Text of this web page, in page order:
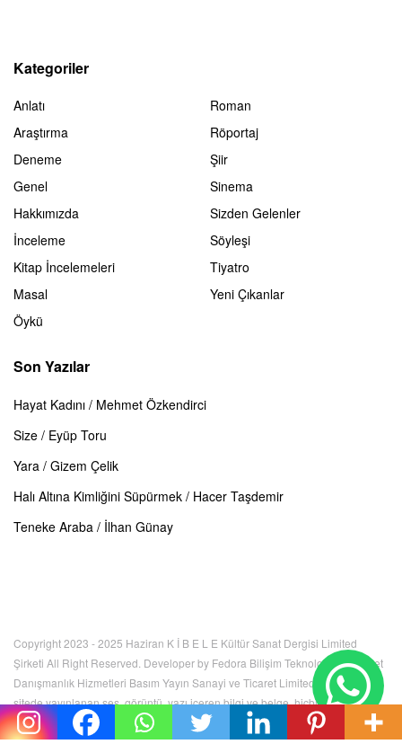
Kategoriler
Anlatı
Araştırma
Deneme
Genel
Hakkımızda
İnceleme
Kitap İncelemeleri
Masal
Öykü
Roman
Röportaj
Şiir
Sinema
Sizden Gelenler
Söyleşi
Tiyatro
Yeni Çıkanlar
Son Yazılar
Hayat Kadını / Mehmet Özkendirci
Size / Eyüp Toru
Yara / Gizem Çelik
Halı Altına Kimliğini Süpürmek / Hacer Taşdemir
Teneke Araba / İlhan Günay
Copyright 2023 - 2025 Haziran K İ B E L E Kültür Sanat Dergisi Limited
Şirketi All Right Reserved. Developer by Fedora Bilişim Teknolojileri İnternet
Danışmanlık Hizmetleri Basım Yayın Sanayi ve Ticaret Limited Şirketi. Bu
sitede yayınlanan ses, görüntü, yazı içeren bilgi ve belge, hiçbir şekilde
kullanılamaz, izinsiz kopyalanamaz. Tüm hakları K İ B E L E Kültür Sanat